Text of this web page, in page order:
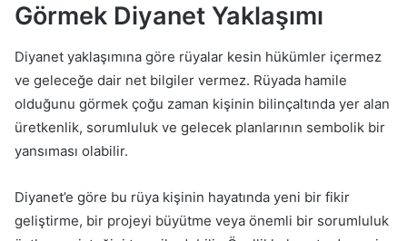
Görmek Diyanet Yaklaşımı
Diyanet yaklaşımına göre rüyalar kesin hükümler içermez
ve geleceğe dair net bilgiler vermez. Rüyada hamile
olduğunu görmek çoğu zaman kişinin bilinçaltında yer alan
üretkenlik, sorumluluk ve gelecek planlarının sembolik bir
yansıması olabilir.
Diyanet’e göre bu rüya kişinin hayatında yeni bir fikir
geliştirme, bir projeyi büyütme veya önemli bir sorumluluk